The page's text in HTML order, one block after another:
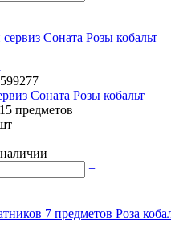
Соната Розы кобальт
предметов
+